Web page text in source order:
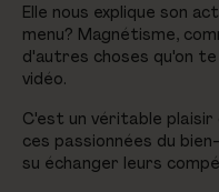
Elle nous explique son
menu? Magnétisme,
d'autres choses qu'on
vidéo.
C'est un véritable
ces passionnées du
su échanger leurs